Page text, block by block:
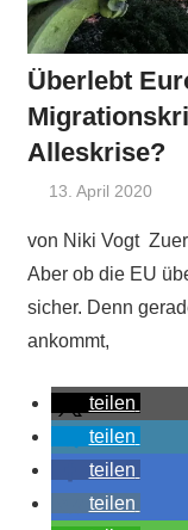
Überlebt
Alleskrise?
13. April 2020
von Niki Vogt
Aber ob die EU
sicher. Denn
ankommt,
teilen
teilen
teilen
teilen